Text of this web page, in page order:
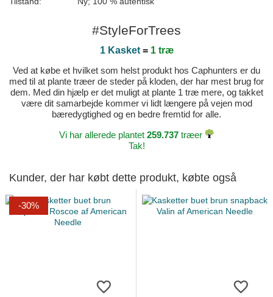
#StyleForTrees
1 Kasket= 1 træ
Ved at købe et hvilket som helst produkt hos Caphunters er du
med til at plante træer de steder på kloden, der har mest brug for
dem. Med din hjælp er det muligt at plante 1 træ mere, og takket
være dit samarbejde kommer vi lidt længere på vejen mod
bæredygtighed og en bedre fremtid for alle.
Vi har allerede plantet 259.737 træer
Tak!
Kunder, der har købt dette produkt, købte også
-30%